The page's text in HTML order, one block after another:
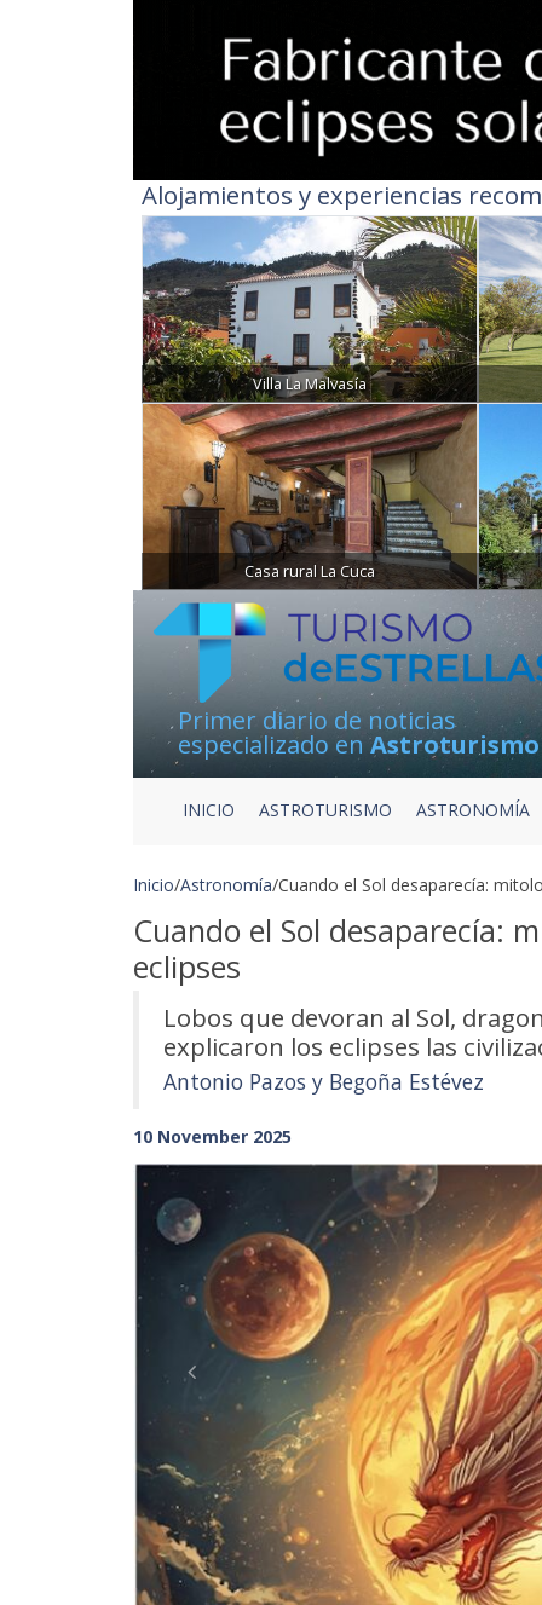
Alojamientos y experiencias
Villa La Malvasía
Casa rural La Cuca
Primer diario de noticias
especializado enAstroturismo
INICIO ASTROTURISMO ASTRONOMÍA
Inicio/Astronomía/Cuando el Sol desaparecía:
Cuando el Sol desaparecía:
eclipses
Lobos que devoran al Sol,
explicaron los eclipses las
Antonio Pazos y Begoña Estévez
10 November 2025
Previous